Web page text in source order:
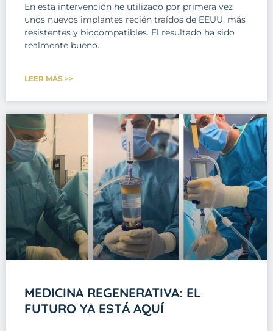
En esta intervención he utilizado por primera vez
unos nuevos implantes recién traídos de EEUU, más
resistentes y biocompatibles. El resultado ha sido
realmente bueno.
LEER MÁS >>
MEDICINA REGENERATIVA: EL
FUTURO YA ESTÁ AQUÍ